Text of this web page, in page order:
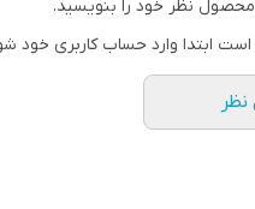
محصول نظر خود را بنویسید.
است ابتدا وارد حساب کاربری خود
نظر